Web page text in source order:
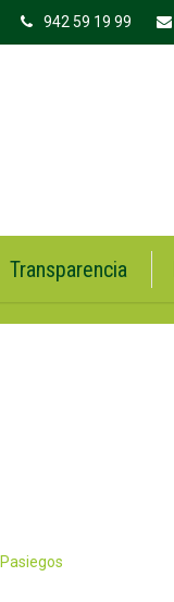
942 59 19 99
Transparencia